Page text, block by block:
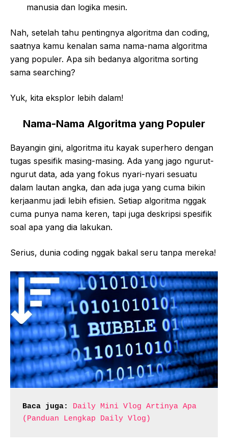
manusia dan logika mesin.
Nah, setelah tahu pentingnya algoritma dan coding,
saatnya kamu kenalan sama nama-nama algoritma
yang populer. Apa sih bedanya algoritma sorting
sama searching?
Yuk, kita eksplor lebih dalam!
Nama-Nama Algoritma yang Populer
Bayangin gini, algoritma itu kayak superhero dengan
tugas spesifik masing-masing. Ada yang jago ngurut-
ngurut data, ada yang fokus nyari-nyari sesuatu
dalam lautan angka, dan ada juga yang cuma bikin
kerjaanmu jadi lebih efisien. Setiap algoritma nggak
cuma punya nama keren, tapi juga deskripsi spesifik
soal apa yang dia lakukan.
Serius, dunia coding nggak bakal seru tanpa mereka!
Baca juga:
Daily Mini Vlog Artinya Apa
(Panduan Lengkap Daily Vlog)